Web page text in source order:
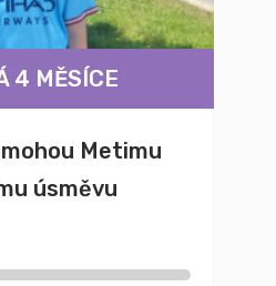
4 MĚSÍCE
Metimu
úsměvu